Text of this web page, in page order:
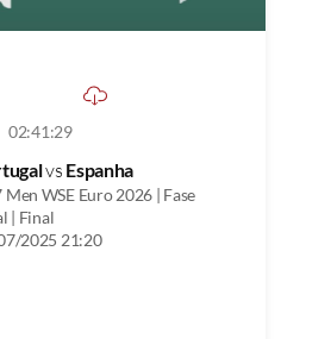
02:41:29
vs Espanha
Men WSE Euro 2026 | Fase
| Final
2025 21:20